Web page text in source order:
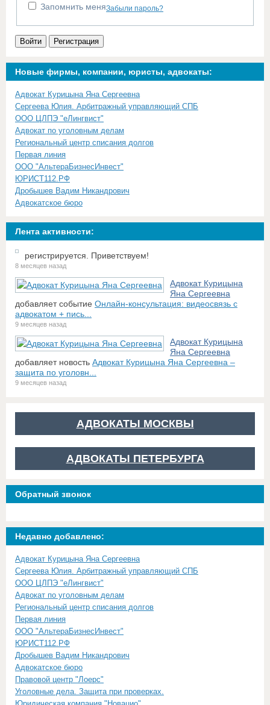
Запомнить меняЗабыли пароль?
Войти Регистрация
Новые фирмы, компании, юристы, адвокаты:
Адвокат Курицына Яна Сергеевна
Сергеева Юлия. Арбитражный управляющий СПБ
ООО ЦЛПЭ "еЛингвист"
Адвокат по уголовным делам
Региональный центр списания долгов
Первая линия
ООО "АльтераБизнесИнвест"
ЮРИСТ112.РФ
Дробышев Вадим Никандрович
Адвокатское бюро
Лента активности:
регистрируется. Приветствуем!
8 месяцев назад
Адвокат Курицына
Яна Сергеевна
добавляет событие Онлайн-консультация: видеосвязь с
адвокатом + пись...
9 месяцев назад
Адвокат Курицына
Яна Сергеевна
добавляет новость Адвокат Курицына Яна Сергеевна –
защита по уголовн...
9 месяцев назад
АДВОКАТЫ МОСКВЫ
АДВОКАТЫ ПЕТЕРБУРГА
Обратный звонок
Недавно добавлено:
Адвокат Курицына Яна Сергеевна
Сергеева Юлия. Арбитражный управляющий СПБ
ООО ЦЛПЭ "еЛингвист"
Адвокат по уголовным делам
Региональный центр списания долгов
Первая линия
ООО "АльтераБизнесИнвест"
ЮРИСТ112.РФ
Дробышев Вадим Никандрович
Адвокатское бюро
Правовой центр "Лоерс"
Уголовные дела. Защита при проверках.